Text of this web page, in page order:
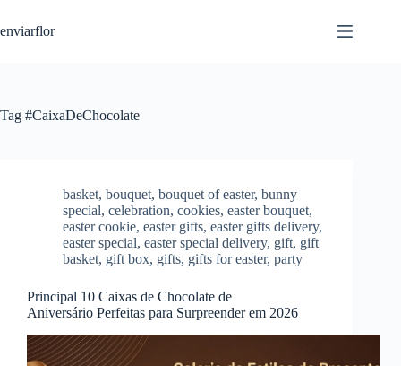
k
c
enviarflor
Tag #CaixaDeChocolate
basket, bouquet, bouquet of easter, bunny
special, celebration, cookies, easter bouquet,
easter cookie, easter gifts, easter gifts delivery,
easter special, easter special delivery, gift, gift
basket, gift box, gifts, gifts for easter, party
Principal 10 Caixas de Chocolate de
Aniversário Perfeitas para Surpreender em 2026